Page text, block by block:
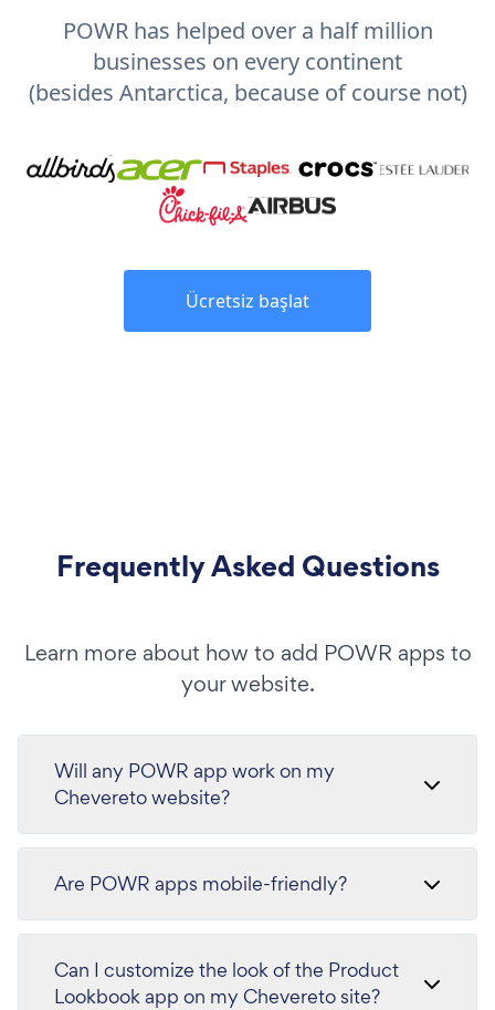
POWR has helped over a half million
businesses on every continent
(besides Antarctica, because of course not)
Ücretsiz başlat
Frequently Asked Questions
Learn more about how to add POWR apps to
your website.
Will any POWR app work on my
Chevereto website?
Are POWR apps mobile-friendly?
Can I customize the look of the Product
Lookbook app on my Chevereto site?